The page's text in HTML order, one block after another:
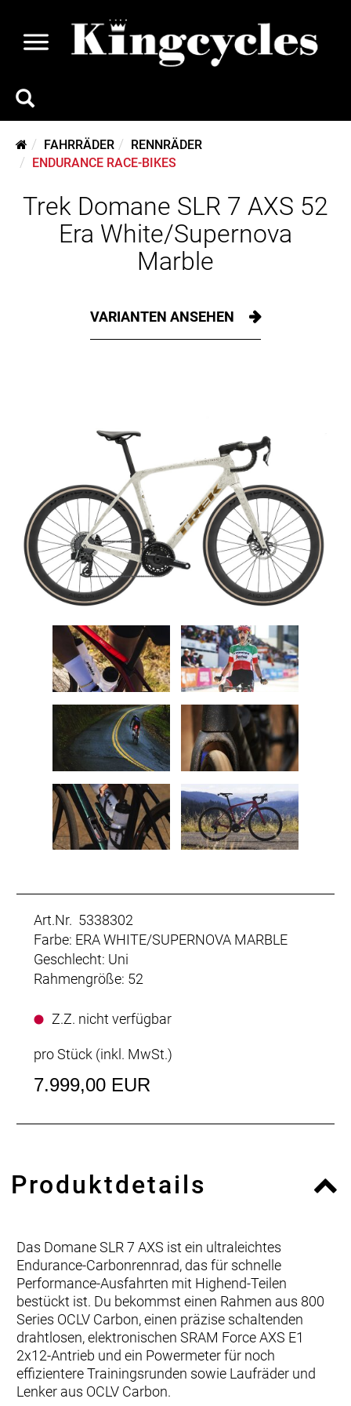
FAHRRÄDER
RENNRÄDER
ENDURANCE RACE-BIKES
Trek Domane SLR 7 AXS 52
Era White/Supernova
Marble
VARIANTEN ANSEHEN
Art.Nr. 5338302
Farbe: ERA WHITE/SUPERNOVA MARBLE
Geschlecht: Uni
Rahmengröße: 52
Z.Z. nicht verfügbar
pro Stück (inkl. MwSt.)
7.999,00 EUR
Produktdetails
Das Domane SLR 7 AXS ist ein ultraleichtes
Endurance-Carbonrennrad, das für schnelle
Performance-Ausfahrten mit Highend-Teilen
bestückt ist. Du bekommst einen Rahmen aus 800
Series OCLV Carbon, einen präzise schaltenden
drahtlosen, elektronischen SRAM Force AXS E1
2x12-Antrieb und ein Powermeter für noch
effizientere Trainingsrunden sowie Laufräder und
Lenker aus OCLV Carbon.